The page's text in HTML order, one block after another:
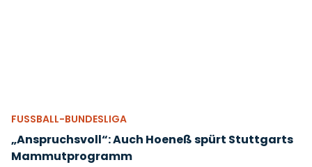
FUSSBALL-BUNDESLIGA
„Anspruchsvoll“: Auch Hoeneß spürt Stuttgarts
Mammutprogramm